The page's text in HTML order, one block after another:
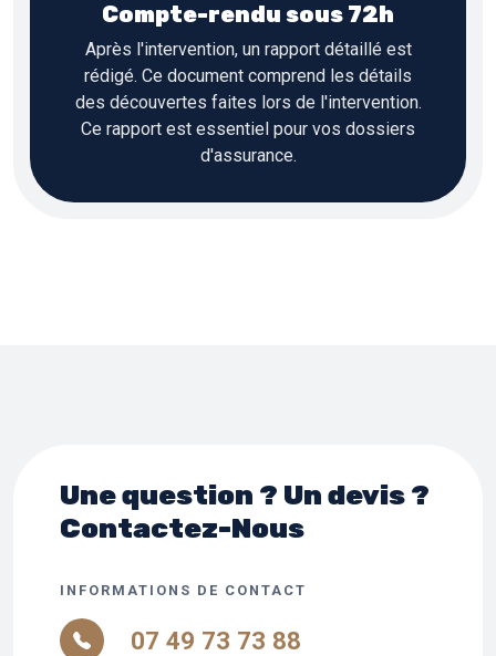
Compte-rendu sous 72h
Après l'intervention, un rapport détaillé est
rédigé. Ce document comprend les détails
des découvertes faites lors de l'intervention.
Ce rapport est essentiel pour vos dossiers
d'assurance.
Une question ? Un devis ?
Contactez-Nous
INFORMATIONS DE CONTACT
07 49 73 73 88